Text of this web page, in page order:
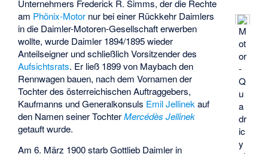
M
ot
or
-
Q
u
a
dr
ic
y
Unternehmers Frederick R. Simms, der die Rechte
am Phönix-Motor nur bei einer Rückkehr Daimlers
in die Daimler-Motoren-Gesellschaft erwerben
wollte, wurde Daimler 1894/1895 wieder
Anteilseigner und schließlich Vorsitzender des
Aufsichtsrats. Er ließ 1899 von Maybach den
Rennwagen bauen, nach dem Vornamen der
Tochter des österreichischen Auftraggebers,
Kaufmanns und Generalkonsuls Emil Jellinek auf
den Namen seiner TochterMercédès Jellinek
getauft wurde.
Am 6. März 1900 starb Gottlieb Daimler in